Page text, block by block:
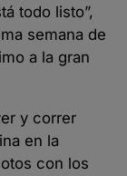
todo listo”,
semana de
a la gran
y correr
en la
con los